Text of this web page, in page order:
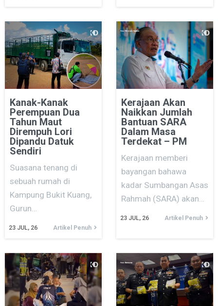
Kanak-Kanak
Perempuan Dua
Tahun Maut
Dirempuh Lori
Dipandu Datuk
Sendiri
23 JUL, 26
Suasana tenang di
sebuah rumah di
Kampung Bukit Kuang,
Gurun…
Artikel Penuh
Kerajaan Akan
Naikkan Jumlah
Bantuan SARA
Dalam Masa
Terdekat – PM
23 JUL, 26
Kerajaan memberi
bayangan bahawa
kadar Sumbangan Asas
Rahmah (SARA) akan…
Artikel Penuh